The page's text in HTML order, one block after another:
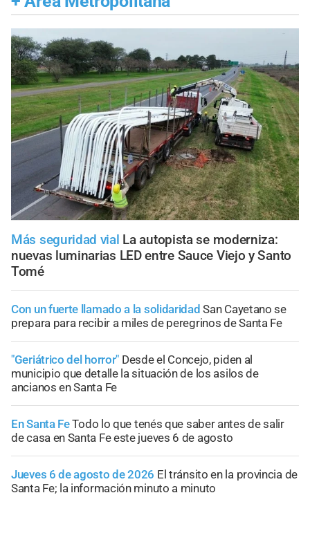
Más seguridad vial La autopista se moderniza:
nuevas luminarias LED entre Sauce Viejo y Santo
Tomé
Con un fuerte llamado a la solidaridad San Cayetano se
prepara para recibir a miles de peregrinos de Santa Fe
"Geriátrico del horror" Desde el Concejo, piden al
municipio que detalle la situación de los asilos de
ancianos en Santa Fe
En Santa FeTodo lo que tenés que saber antes de salir
de casa en Santa Fe este jueves 6 de agosto
Jueves 6 de agosto de 2026 El tránsito en la provincia de
Santa Fe; la información minuto a minuto